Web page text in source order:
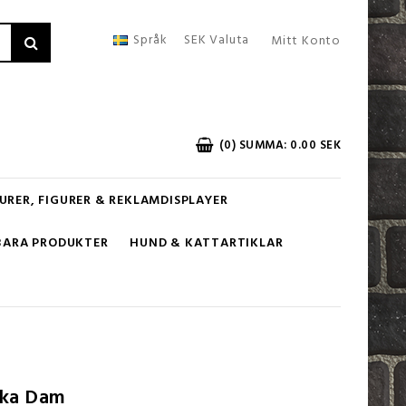
Mitt Konto
Språk SEK Valuta
(0) SUMMA: 0.00 SEK
FIGURER & REKLAMDISPLAYER
PRODUKTER HUND & KATTARTIKLAR
Dam